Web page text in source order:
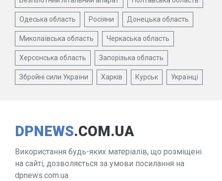
Одеська область Росіяни Донецька область
Миколаївська область Черкаська область
Херсонська область Запорізька область
Збройні сили України Харків Курськ Українці
DPNEWS.COM.UA
Використання будь-яких матеріалів, що розміщені
на сайті, дозволяється за умови посилання на
dpnews.com.ua